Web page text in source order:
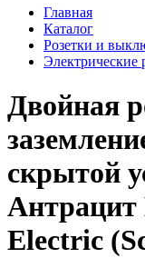
Главная
Каталог
Розетки и
Электрические
Двойная
скрытой
Антрацит
Electric